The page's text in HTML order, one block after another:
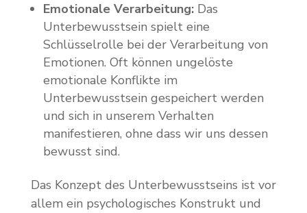
Emotionale Verarbeitung:Das
Unterbewusstsein spielt eine
Schlüsselrolle bei der Verarbeitung von
Emotionen. Oft können ungelöste
emotionale Konflikte im
Unterbewusstsein gespeichert werden
und sich in unserem Verhalten
manifestieren, ohne dass wir uns dessen
bewusst sind.
Das Konzept des Unterbewusstseins ist vor
allem ein psychologisches Konstrukt und